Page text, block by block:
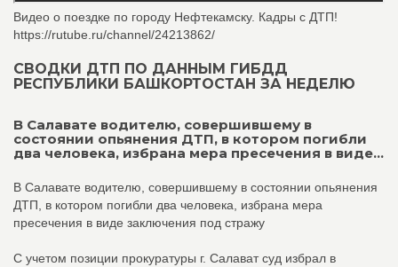
Видео о поездке по городу Нефтекамску. Кадры с ДТП!
https://rutube.ru/channel/24213862/
СВОДКИ ДТП ПО ДАННЫМ ГИБДД
РЕСПУБЛИКИ БАШКОРТОСТАН ЗА НЕДЕЛЮ
В Салавате водителю, совершившему в
состоянии опьянения ДТП, в котором погибли
два человека, избрана мера пресечения в виде...
В Салавате водителю, совершившему в состоянии опьянения
ДТП, в котором погибли два человека, избрана мера
пресечения в виде заключения под стражу
С учетом позиции прокуратуры г. Салават суд избрал в